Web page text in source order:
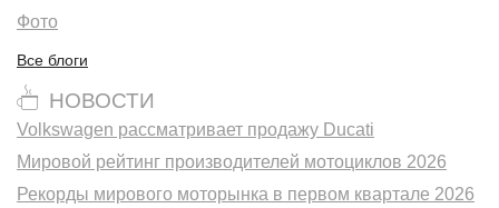
Фото
Все блоги
НОВОСТИ
Volkswagen рассматривает продажу Ducati
Мировой рейтинг производителей мотоциклов 2026
Рекорды мирового моторынка в первом квартале 2026